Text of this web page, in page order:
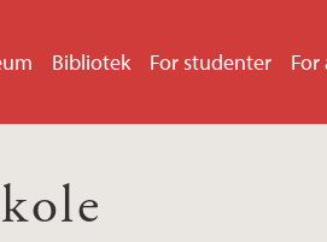
Bibliotek For studenter For